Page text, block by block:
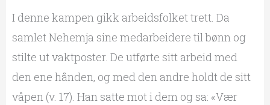
I denne kampen gikk arbeidsfolket trett. Da
samlet Nehemja sine medarbeidere til bønn og
stilte ut vaktposter. De utførte sitt arbeid med
den ene hånden, og med den andre holdt de sitt
våpen (v. 17). Han satte mot i dem og sa: «Vær